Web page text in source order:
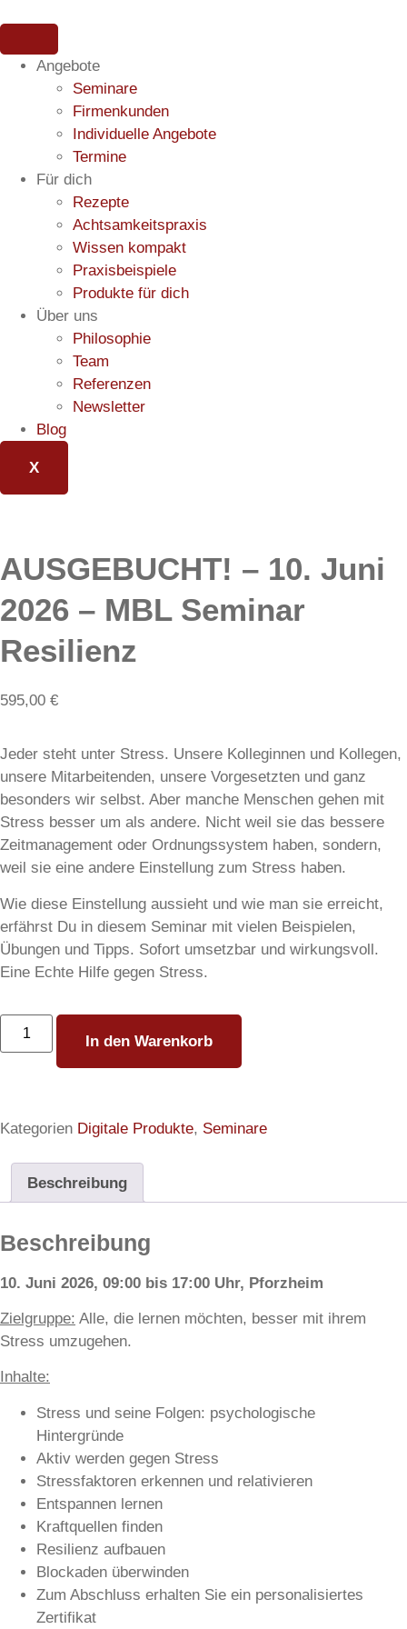
Angebote
Seminare
Firmenkunden
Individuelle Angebote
Termine
Für dich
Rezepte
Achtsamkeitspraxis
Wissen kompakt
Praxisbeispiele
Produkte für dich
Über uns
Philosophie
Team
Referenzen
Newsletter
Blog
X
AUSGEBUCHT! – 10. Juni
2026 – MBL Seminar
Resilienz
595,00 €
Jeder steht unter Stress. Unsere Kolleginnen und Kollegen,
unsere Mitarbeitenden, unsere Vorgesetzten und ganz
besonders wir selbst. Aber manche Menschen gehen mit
Stress besser um als andere. Nicht weil sie das bessere
Zeitmanagement oder Ordnungssystem haben, sondern,
weil sie eine andere Einstellung zum Stress haben.
Wie diese Einstellung aussieht und wie man sie erreicht,
erfährst Du in diesem Seminar mit vielen Beispielen,
Übungen und Tipps. Sofort umsetzbar und wirkungsvoll.
Eine Echte Hilfe gegen Stress.
In den Warenkorb
Kategorien Digitale Produkte, Seminare
Beschreibung
Beschreibung
10. Juni 2026, 09:00 bis 17:00 Uhr, Pforzheim
Zielgruppe: Alle, die lernen möchten, besser mit ihrem
Stress umzugehen.
Inhalte:
Stress und seine Folgen: psychologische
Hintergründe
Aktiv werden gegen Stress
Stressfaktoren erkennen und relativieren
Entspannen lernen
Kraftquellen finden
Resilienz aufbauen
Blockaden überwinden
Zum Abschluss erhalten Sie ein personalisiertes
Zertifikat